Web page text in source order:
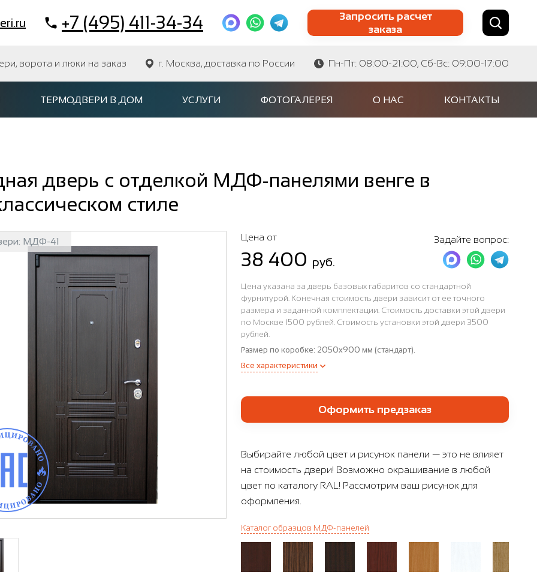
+7 (495) 411-34-34
Запросить расчет
заказа
Найти по сайту Найти по артикулу
ворота и люки на заказ г. Москва, доставка по России Пн-Пт: 08:00-21:00, Сб-Вс: 09:00-17:00
ТЕРМОДВЕРИ В ДОМ УСЛУГИ ФОТОГАЛЕРЕЯ О НАС КОНТАКТЫ
дверь с отделкой МДФ-панелями венге в
стиле
МДФ-41 Цена от
38 400 руб.
Задайте вопрос:
Цена указана за дверь базовых габаритов со стандартной
фурнитурой. Конечная стоимость двери зависит от ее точного
размера и заданной комплектации. Стоимость доставки этой двери
по Москве 1500 рублей. Стоимость установки этой двери 3500
рублей.
Размер по коробке: 2050x900 мм (стандарт).
Все характеристики
Оформить предзаказ
Выбирайте любой цвет и рисунок панели — это не влияет
на стоимость двери! Возможно окрашивание в любой
цвет по каталогу RAL! Рассмотрим ваш рисунок для
оформления.
Каталог образцов МДФ-панелей